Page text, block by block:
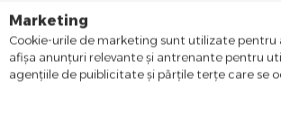
Marketing
Cookie-urile de marketing sunt utilizate
afişa anunţuri relevante şi antrenante pentru
agenţiile de puiblicitate şi părţile terţe care se